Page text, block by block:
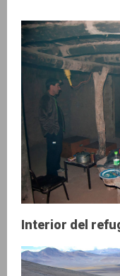
Interior del